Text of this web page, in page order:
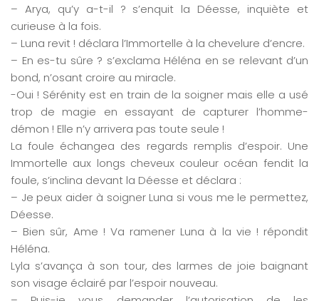
– Arya, qu’y a-t-il ? s’enquit la Déesse, inquiète et
curieuse à la fois.
– Luna revit ! déclara l’Immortelle à la chevelure d’encre.
– En es-tu sûre ? s’exclama Héléna en se relevant d’un
bond, n’osant croire au miracle.
-Oui ! Sérénity est en train de la soigner mais elle a usé
trop de magie en essayant de capturer l’homme-
démon ! Elle n’y arrivera pas toute seule !
La foule échangea des regards remplis d’espoir. Une
Immortelle aux longs cheveux couleur océan fendit la
foule, s’inclina devant la Déesse et déclara :
– Je peux aider à soigner Luna si vous me le permettez,
Déesse.
– Bien sûr, Ame ! Va ramener Luna à la vie ! répondit
Héléna.
Lyla s’avança à son tour, des larmes de joie baignant
son visage éclairé par l’espoir nouveau.